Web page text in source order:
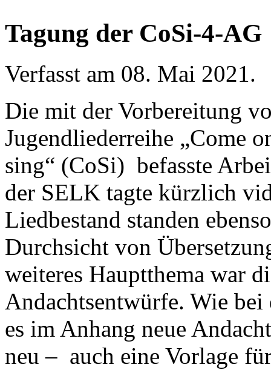
Tagung der CoSi-4-AG
Verfasst am 08. Mai 2021.
Die mit der Vorbereitung
Jugendliederreihe „Come
sing“ (CoSi) befasste
der SELK tagte kürzlich
Liedbestand standen
Durchsicht von
weiteres Hauptthema war
Andachtsentwürfe. Wie bei
es im Anhang neue
neu – auch eine Vorlage